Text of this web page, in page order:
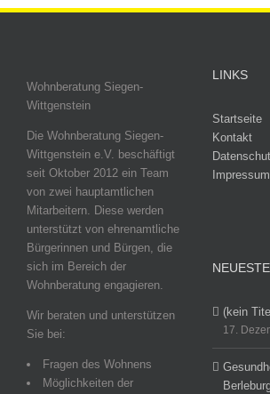
Wohnberatung Siegen-
Wittgenstein
Die Wohnberatung Siegen-
Wittgenstein e.V. beschäftigt
seit Oktober 2012 ein Team
von zwei hauptamtlichen
Mitarbeitern. Diese werden
unterstützt von ehrenamtliche
Bürgerinnen und Bürgen, die
sich im Bereich der
Wohnberatung engagieren.
Wir beraten und unterstützen
Sie bei:
Fragen des Wohnens
Möglichkeiten der
LINKS
Startseite
Kontakt
Impressum
(kein
17.